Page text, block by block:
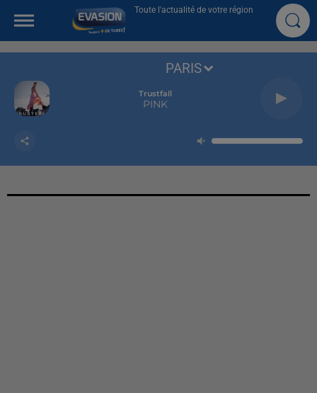
Toute l'actualité de votre région
Trustfall
PINK
PARIS